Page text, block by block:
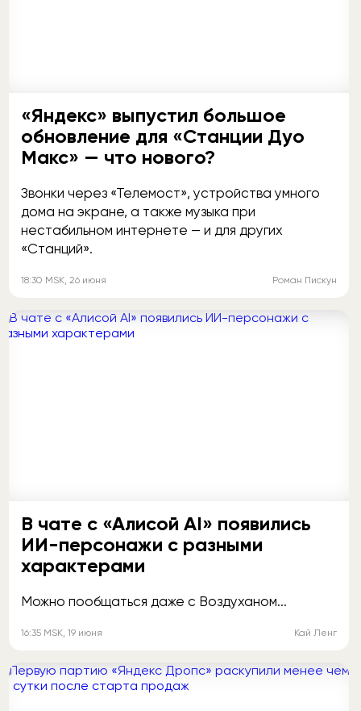
«Яндекс» выпустил большое
обновление для «Станции Дуо
Макс» — что нового?
Звонки через «Телемост», устройства умного
дома на экране, а также музыка при
нестабильном интернете — и для других
«Станций».
18:30 MSK, 26 июня Роман Пискун
В чате с «Алисой AI» появились
ИИ-персонажи с разными
характерами
Можно пообщаться даже с Воздуханом...
16:35 MSK, 19 июня Кай Ленг